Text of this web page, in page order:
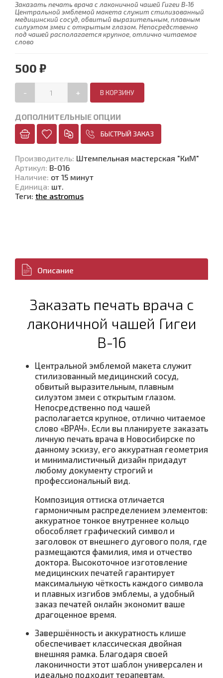
Заказать печать врача с лаконичной чашей Гигеи В-16
Центральной эмблемой макета служит стилизованный
медицинский сосуд, обвитый выразительным, плавным
силуэтом змеи с открытым глазом. Непосредственно
под чашей располагается крупное, отлично читаемое
слово
500 ₽
- +
ДОПОЛНИТЕЛЬНЫЕ ОПЦИИ
БЫСТРЫЙ ЗАКАЗ
Производитель: Штемпельная мастерская "КиМ"
Артикул: В-016
Наличие: от 15 минут
Единица: шт.
Теги: the astromus
Описание
Заказать печать врача с
лаконичной чашей Гигеи
В-16
Центральной эмблемой макета служит
стилизованный медицинский сосуд,
обвитый выразительным, плавным
силуэтом змеи с открытым глазом.
Непосредственно под чашей
располагается крупное, отлично читаемое
слово «ВРАЧ». Если вы планируете заказать
личную печать врача в Новосибирске по
данному эскизу, его аккуратная геометрия
и минималистичный дизайн придадут
любому документу строгий и
профессиональный вид.
Композиция оттиска отличается
гармоничным распределением элементов:
аккуратное тонкое внутреннее кольцо
обособляет графический символ и
заголовок от внешнего дугового поля, где
размещаются фамилия, имя и отчество
доктора. Высокоточное изготовление
медицинских печатей гарантирует
максимальную чёткость каждого символа
и плавных изгибов эмблемы, а удобный
заказ печатей онлайн экономит ваше
драгоценное время.
Завершённость и аккуратность клише
обеспечивает классическая двойная
внешняя рамка. Благодаря своей
лаконичности этот шаблон универсален и
идеально подходит терапевтам,